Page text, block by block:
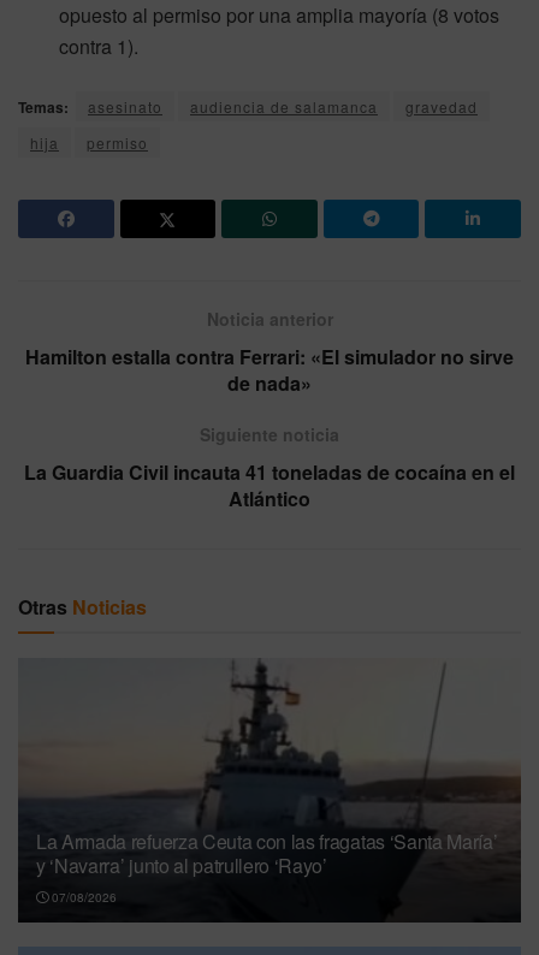
opuesto al permiso por una amplia mayoría (8 votos
contra 1).
Temas: asesinato audiencia de salamanca
gravedad
hija
permiso
Noticia anterior
Hamilton estalla contra Ferrari: «El simulador no sirve
de nada»
Siguiente noticia
La Guardia Civil incauta 41 toneladas de cocaína en el
Atlántico
Otras Noticias
La Armada refuerza Ceuta con las fragatas ‘Santa María’
y ‘Navarra’ junto al patrullero ‘Rayo’
07/08/2026